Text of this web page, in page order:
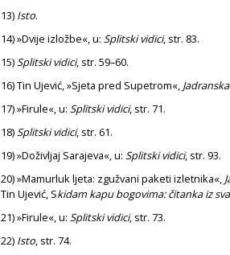
13) Isto.
14)»Dvije izložbe«, u: Splitski vidici, str. 83.
15) Splitski vidici, str. 59–60.
16)Tin Ujević, »Sjeta pred Supetrom«,
17)»Firule«, u: Splitski vidici, str. 71.
18) Splitski vidici, str. 61.
19)»Doživljaj Sarajeva«, u: Splitski vidici, str. 93.
20)»Mamurluk ljeta: zgužvani paketi izletnika«,
Tin Ujević, Skidam kapu bogovima: čitanka iz
21)»Firule«, u: Splitski vidici, str. 73.
22) Isto , str. 74.